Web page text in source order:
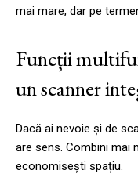
mai mare, dar pe
Funcții
un scanner
Dacă ai nevoie și de
are sens. Combini mai
economisești spațiu.